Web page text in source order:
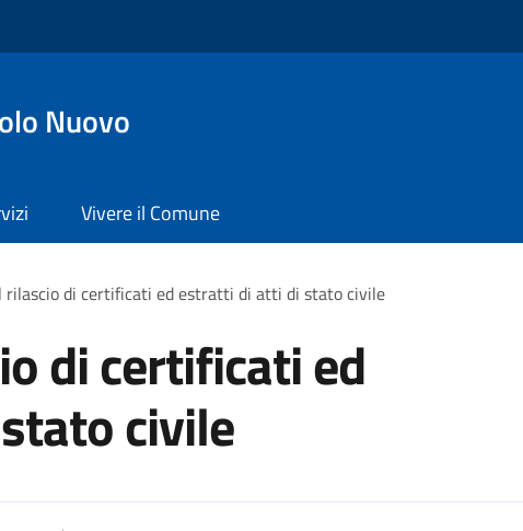
Nuovo
Vivere il Comune
rilascio di certificati ed estratti di atti di stato civile
di certificati ed
civile